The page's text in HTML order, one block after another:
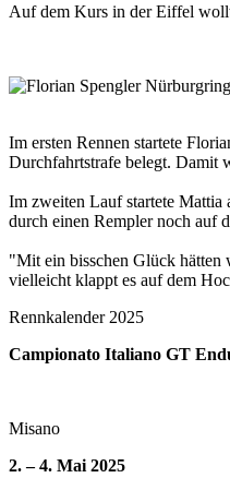
Auf dem Kurs in der Eiffel
Im ersten Rennen startete
Durchfahrtstrafe belegt. Damit
Im zweiten Lauf startete Mattia
durch einen Rempler noch auf
"Mit ein bisschen Glück hätten
vielleicht klappt es auf dem
Rennkalender 2025
Campionato Italiano GT
Misano
2. – 4. Mai 2025